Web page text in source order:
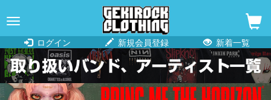
navigation
ログイン
新規会員登録 新着一覧